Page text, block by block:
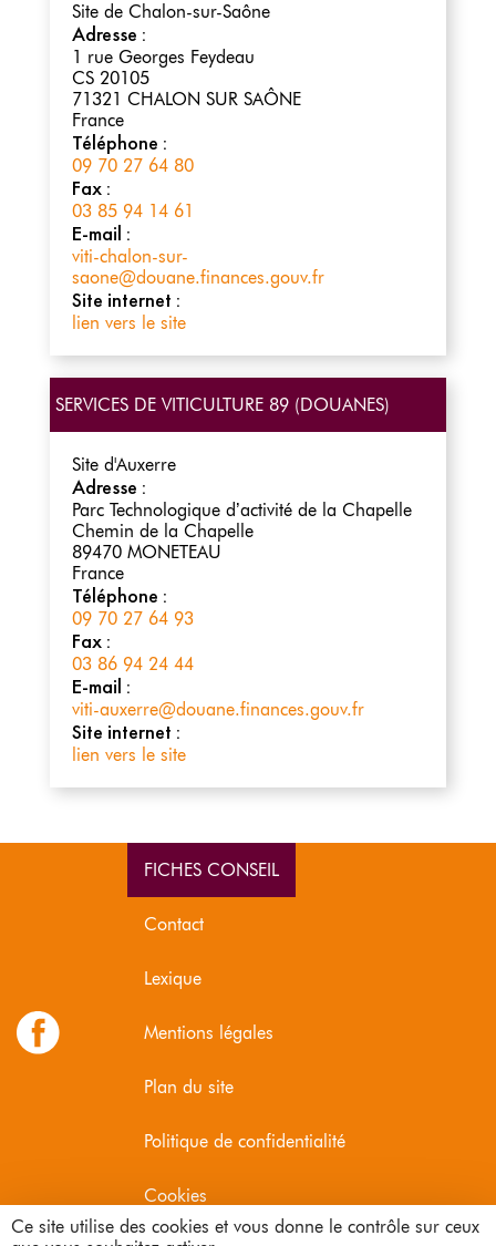
Ce site utilise des cookies et vous donne le contrôle sur ceux
Site de Chalon-sur-Saône
Adresse :
1 rue Georges Feydeau
CS 20105
71321 CHALON SUR SAÔNE
France
Téléphone :
09 70 27 64 80
Fax :
03 85 94 14 61
E-mail :
viti-chalon-sur-
saone@douane.finances.gouv.fr
Site internet :
lien vers le site
SERVICES DE VITICULTURE 89 (DOUANES)
Site d'Auxerre
Adresse :
Parc Technologique d’activité de la Chapelle
Chemin de la Chapelle
89470 MONETEAU
France
Téléphone :
09 70 27 64 93
Fax :
03 86 94 24 44
E-mail :
viti-auxerre@douane.finances.gouv.fr
Site internet :
lien vers le site
FICHES CONSEIL
Contact
Lexique
Mentions légales
Plan du site
Politique de confidentialité
Cookies